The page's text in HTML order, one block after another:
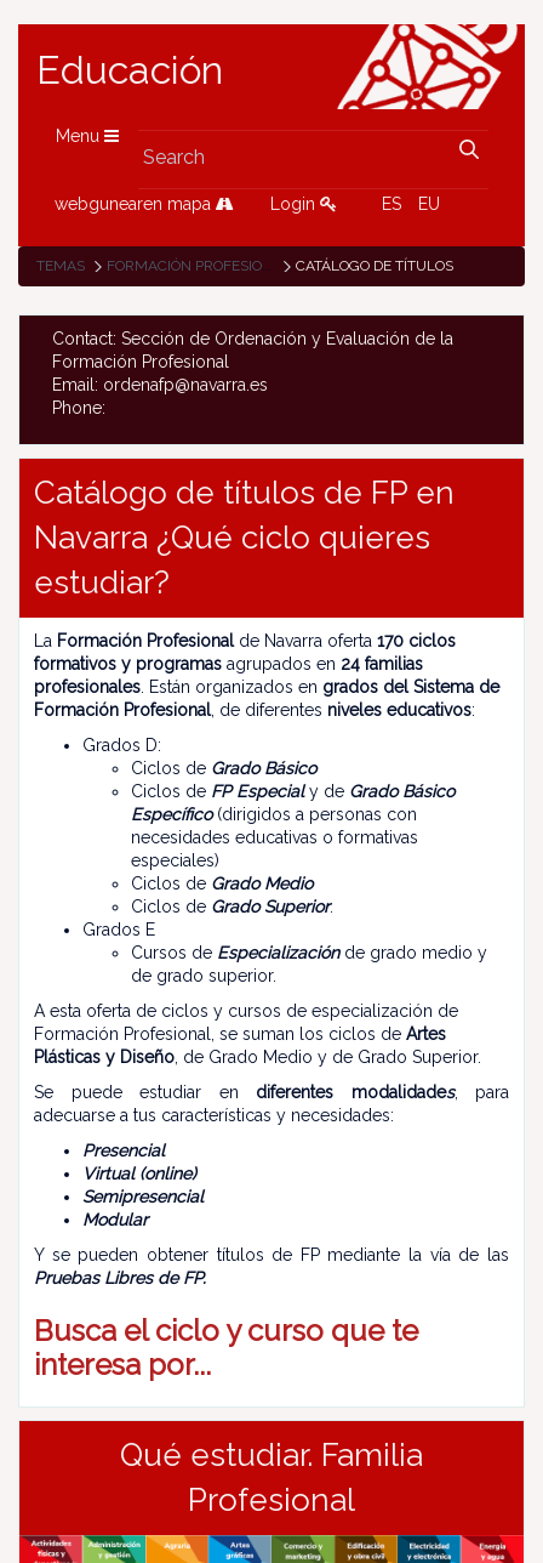
Educación
Menu
webgunearen mapa Login ES EU
TEMAS FORMACIÓN PROFESIONAL CATÁLOGO DE TÍTULOS
Contact: Sección de Ordenación y Evaluación de la
Formación Profesional
Email: ordenafp@navarra.es
Phone:
Catálogo de títulos de FP en
Navarra ¿Qué ciclo quieres
estudiar?
La Formación Profesionalde Navarra oferta 170 ciclos
formativos y programas agrupados en 24 familias
profesionales . Están organizados en grados del Sistema de
Formación Profesional, de diferentes niveles educativos:
Grados D:
Ciclos de Grado Básico
Ciclos de FP Especialy de Grado Básico
Específico(dirigidos a personas con
necesidades educativas o formativas
especiales)
Ciclos de Grado Medio
Ciclos de Grado Superior.
Grados E
Cursos de Especializaciónde grado medio y
de grado superior.
A esta oferta de ciclos y cursos de especialización de
Formación Profesional, se suman los ciclos de Artes
Plásticas y Diseño , de Grado Medio y de Grado Superior.
Se puede estudiar en diferentes modalidades, para
adecuarse a tus características y necesidades:
Presencial
Virtual (online)
Semipresencial
Modular
Y se pueden obtener títulos de FP mediante la vía de las
Pruebas Libres de FP.
Busca el ciclo y curso que te
interesa por...
Qué estudiar. Familia
Profesional